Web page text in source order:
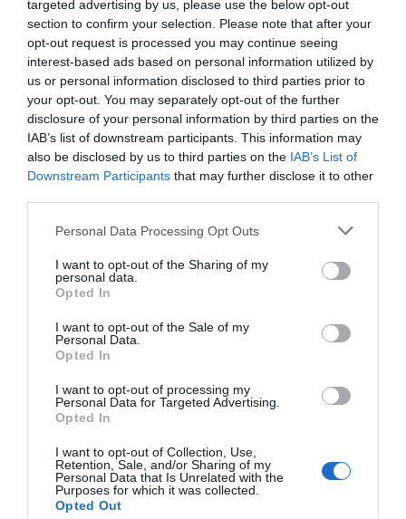
targeted advertising by us, please use the below opt-out
section to confirm your selection. Please note that after your
opt-out request is processed you may continue seeing
interest-based ads based on personal information utilized by
us or personal information disclosed to third parties prior to
your opt-out. You may separately opt-out of the further
disclosure of your personal information by third parties on the
IAB’s list of downstream participants. This information may
also be disclosed by us to third parties on the IAB’s List of
Downstream Participants that may further disclose it to other
Personal Data Processing Opt Outs
I want to opt-out of the Sharing of my
personal data.
Opted In
I want to opt-out of the Sale of my
Personal Data.
Opted In
I want to opt-out of processing my
Personal Data for Targeted Advertising.
Opted In
I want to opt-out of Collection, Use,
Retention, Sale, and/or Sharing of my
Personal Data that Is Unrelated with the
Purposes for which it was collected.
Opted Out
Índex2P
Ligue 1
inteligencia de mercado de 2Playbook, cuya plataforma
de datos monitoriza en tiempo real el negocio de 60
clubes de LaLiga, Liga F y Primera Federación; 200
clubes de ligas europeas; 22 clubes de ACB y Primera
FEB. Si quieres más información, contacta con nosotros
enintelligence@2playbook.com.
Añadir2Playbookcomo fuente preferida de Google
de forma gratuita
Mantente informado con las últimas noticias de actualidad.
Compartir
Publicidad